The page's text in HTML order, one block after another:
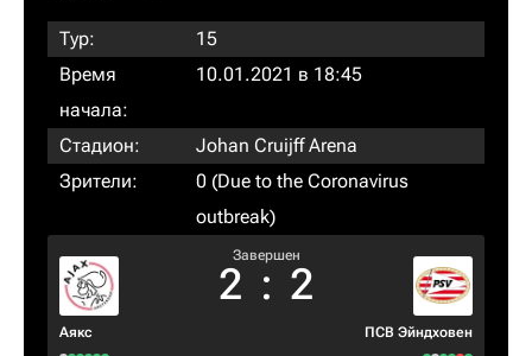
Тур:
15
Время
начала:
10.01.2021 в 18:45
Стадион:
Johan Cruijff Arena
Зрители:
0 (Due to the Coronavirus
outbreak)
Аякс
Завершен
2 : 2
ПСВ Эйндховен